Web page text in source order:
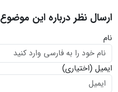
ارسال نظر درباره این موضوع
نام
ایمیل (اختیاری)